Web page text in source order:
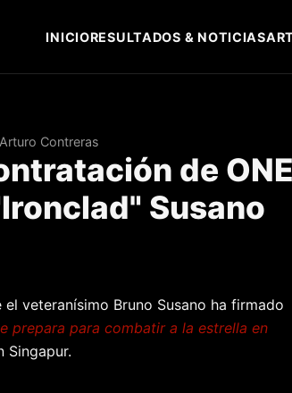
INICIORESULTADOS & NOTICIAS
Contreras
de ONE
Susano
veteranísimo Bruno Susano ha firmado
prepara para combatir a la estrella en
Singapur.